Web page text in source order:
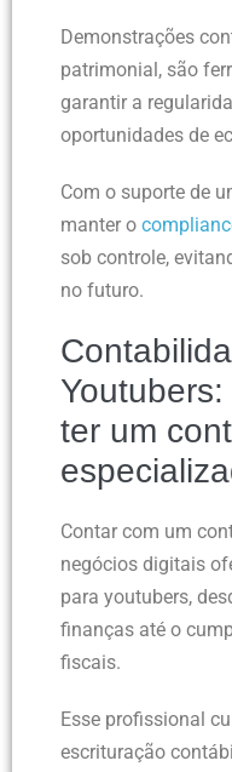
Demonstrações
patrimonial, são
garantir a
oportunidades de
Com o suporte de
manter o
sob controle,
no futuro.
ter um
Contar com um
negócios digitais
para youtubers,
finanças até o
fiscais.
Esse profissional
escrituração